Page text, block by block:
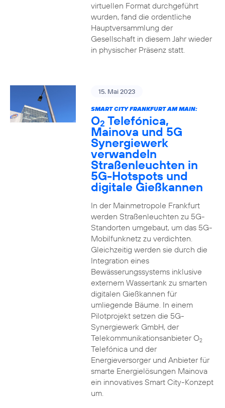
virtuellen Format durchgeführt
wurden, fand die ordentliche
Hauptversammlung der
Gesellschaft in diesem Jahr wieder
in physischer Präsenz statt.
15. Mai 2023
SMART CITY FRANKFURT AM MAIN:
O2 Telefónica,
Mainova und 5G
Synergiewerk
verwandeln
Straßenleuchten in
5G-Hotspots und
digitale Gießkannen
In der Mainmetropole Frankfurt
werden Straßenleuchten zu 5G-
Standorten umgebaut, um das 5G-
Mobilfunknetz zu verdichten.
Gleichzeitig werden sie durch die
Integration eines
Bewässerungssystems inklusive
externem Wassertank zu smarten
digitalen Gießkannen für
umliegende Bäume. In einem
Pilotprojekt setzen die 5G-
Synergiewerk GmbH, der
Telekommunikationsanbieter O2
Telefónica und der
Energieversorger und Anbieter für
smarte Energielösungen Mainova
ein innovatives Smart City-Konzept
um.